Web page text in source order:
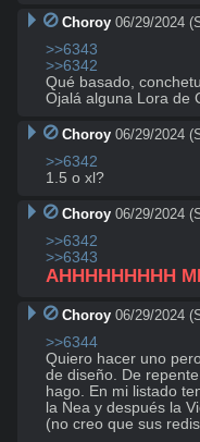
Choroy 06/29/2024
>>6343
>>6342
Qué basado,
Ojalá alguna Lora de
Choroy 06/29/2024
>>6342
1.5 o xl?
Choroy 06/29/2024
>>6342
>>6343
AHHHHHHHHH
Choroy 06/29/2024
>>6344
Quiero hacer uno
de diseño. De
hago. En mi listado
la Nea y después la
(no creo que sus